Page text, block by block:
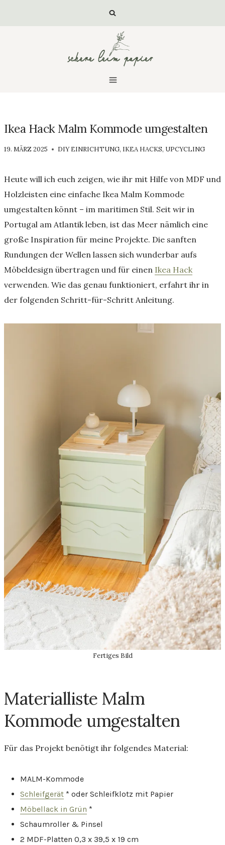
Ikea Hack Malm Kommode umgestalten
VON
19. MÄRZ 2025 DIY EINRICHTUNG, IKEA HACKS, UPCYCLING
Heute will ich euch zeigen, wie ihr mit Hilfe von MDF und
Holzleisten eine einfache Ikea Malm Kommode
umgestalten könnt – im maritimen Stil. Seit wir in
Portugal am Atlantik leben, ist das Meer nämlich eine
große Inspiration für meine Projekte. Die sanften
Rundungen der Wellen lassen sich wunderbar aufs
Möbeldesign übertragen und für einen Ikea Hack
verwenden. Wie das genau funktioniert, erfahrt ihr in
der folgenden Schritt-für-Schritt Anleitung.
Fertiges Bild
Materialliste Malm
Kommode umgestalten
Für das Projekt benötigt ihr folgendes Material:
MALM-Kommode
Schleifgerät * oder Schleifklotz mit Papier
Möbellack in Grün *
Schaumroller & Pinsel
2 MDF-Platten 0,3 x 39,5 x 19 cm